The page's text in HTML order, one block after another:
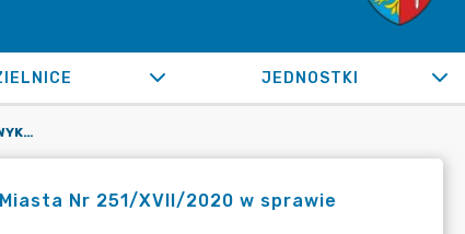
JEDNOSTKI
OR.0050.493.2020_FB W SPRAWIE WYKONANIA UCHWAŁY RADY MIASTA NR 251/XVII/2020 W SPRAWIE ZMIAN W BUDŻECIE MIASTA ŻORY NA 2020 ROK
Nr 251/XVII/2020 w sprawie